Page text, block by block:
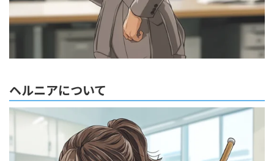
ヘルニアについて